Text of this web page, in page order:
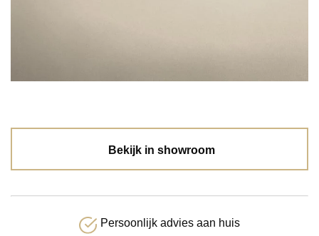
Bekijk in showroom
Persoonlijk advies aan huis